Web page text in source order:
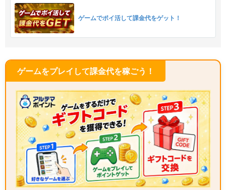
ゲームでポイ活して課金代をゲット！
ゲームをプレイして課金代を稼ごう！